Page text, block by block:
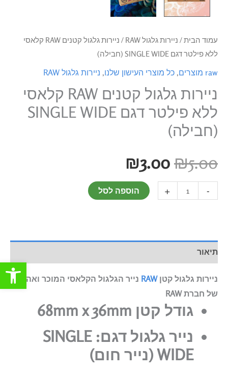
פתח
עמוד הבית/ ניירות גלגול RAW
/ ניירות גלגול קטנים RAW קלאסי
ללא פילטר דגם SINGLE WIDE (חבילה)
raw מוצרים , כל מוצרי העישון שלנו, ניירות גלגול RAW
ניירות גלגול קטנים RAW קלאסי
ללא פילטר דגם SINGLE WIDE
(חבילה)
₪5.00
₪3.00
-
+ הוספה לסל
תיאור
ניירות גלגול קטןRAW נייר הגלגול הקלאסי המוכר ואהוב
של חברת RAW
גודל קטן 68mm x 36mm
נייר גלגול דגם: SINGLE
WIDE (נייר חום)